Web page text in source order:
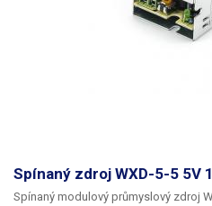
Spínaný zdroj WXD-5-5 5V
Spínaný modulový průmyslový zdroj